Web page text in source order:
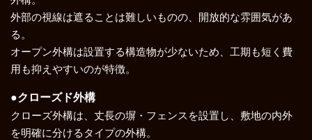
外部の視線は遮ることは難しいものの、開放的な雰囲気があ
る。
オープン外構は設置する構造物が少ないため、工期も短く費
用も抑えやすいのが特徴。
●クローズド外構
クローズ外構は、丈長の塀・フェンスを設置し、敷地の内外
を明確に分けるタイプの外構。